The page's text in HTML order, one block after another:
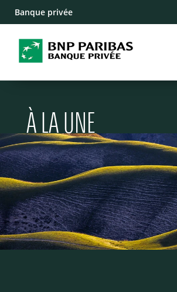
Banque privée
À LA UNE